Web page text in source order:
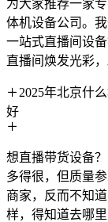
为大家推荐一家
体机设备公司。
一站式直播间设
直播间焕发光彩
2025年北京什
好
想直播带货设备
多得很，但质量
商家，反而不知
样，得知道去哪里